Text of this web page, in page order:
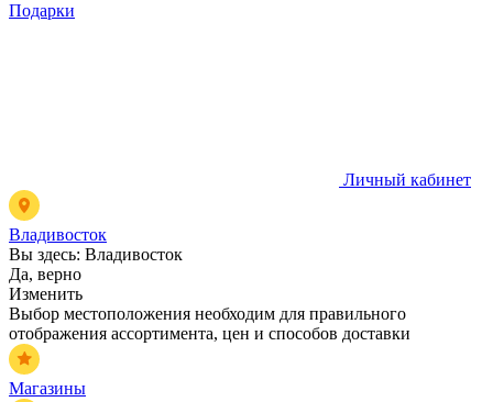
Подарки
Личный кабинет
Владивосток
Вы здесь: Владивосток
Да, верно
Изменить
Выбор местоположения необходим для правильного
отображения ассортимента, цен и способов доставки
Магазины